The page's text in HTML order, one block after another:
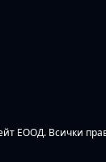
ЕООД. Всички